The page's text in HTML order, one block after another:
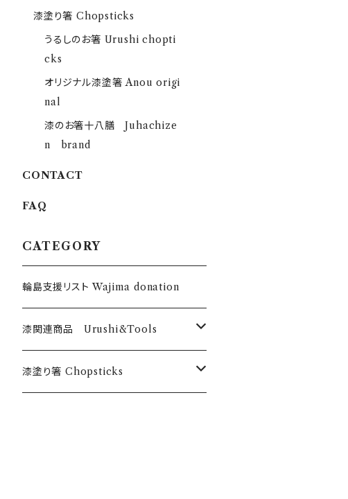
漆塗り箸 Chopsticks
うるしのお箸 Urushi chopti
cks
オリジナル漆塗箸 Anou origi
nal
漆のお箸十八膳 Juhachize
n brand
CONTACT
FAQ
CATEGORY
輪島支援リスト Wajima donation
漆関連商品 Urushi&Tools
漆 Urushi
漆塗り箸 Chopsticks